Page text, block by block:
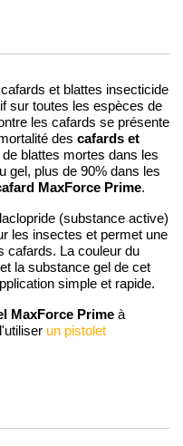
et blattes insecticide
sur toutes les espèces de
les cafards se présente
des cafards et
blattes mortes dans les
gel, plus de 90% dans les
MaxForce Prime.
(substance active)
les insectes et permet une
cafards. La couleur du
la substance gel de cet
simple et rapide.
MaxForce Prime à
un pistolet